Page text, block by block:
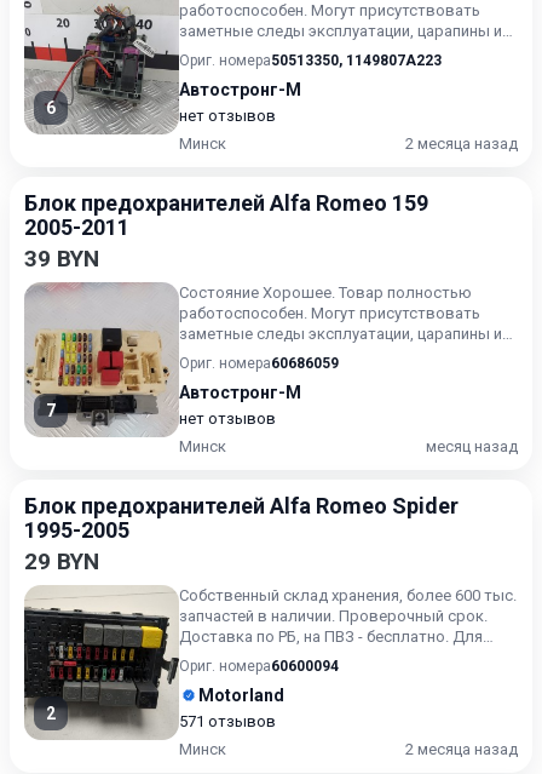
6
работоспособен. Могут присутствовать
заметные следы эксплуатации, царапины и/
или износ. Товар может испол...
Ориг. номера50513350, 1149807A223
Автостронг-М
нет отзывов
Минск
2 месяца назад
Блок предохранителей Alfa Romeo 159
2005-2011
39 BYN
7
Состояние Хорошее. Товар полностью
работоспособен. Могут присутствовать
заметные следы эксплуатации, царапины и/
или износ. Товар может испол...
Ориг. номера60686059
Автостронг-М
нет отзывов
Минск
месяц назад
Блок предохранителей Alfa Romeo Spider
1995-2005
29 BYN
2
Собственный склад хранения, более 600 тыс.
запчастей в наличии. Проверочный срок.
Доставка по РБ, на ПВЗ - бесплатно. Для
получения актуальн...
Ориг. номера60600094
Motorland
571 отзывов
Минск
2 месяца назад